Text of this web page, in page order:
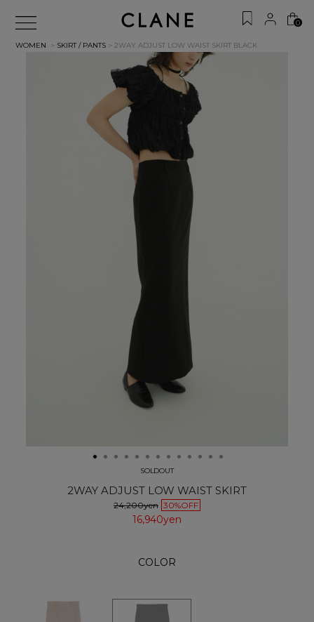
0
WOMEN > SKIRT / PANTS > 2WAY ADJUST LOW WAIST SKIRT BLACK
SOLDOUT
2WAY ADJUST LOW WAIST SKIRT
24,200yen 30%OFF
16,940yen
COLOR